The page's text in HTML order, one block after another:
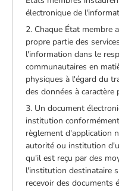
électronique de
2. Chaque État membre
propre partie des
l'information dans le
communautaires en
physiques à l'égard du
des données à caractère
3. Un document
institution
règlement d'application
autorité ou institution
qu'il est reçu par des
l'institution destinataire
recevoir des documents